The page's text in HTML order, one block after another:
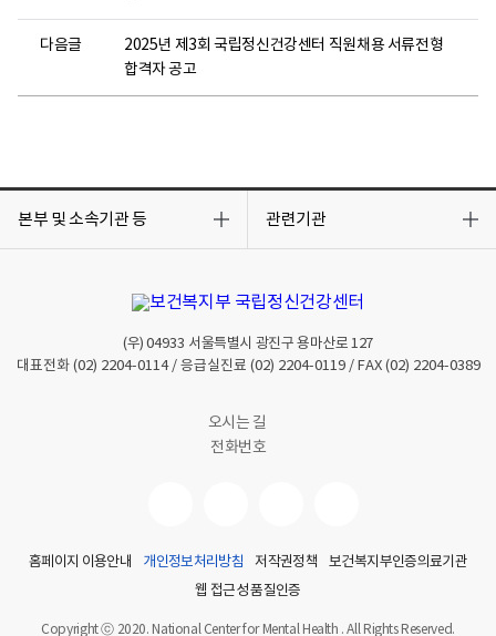
다음글
2025년 제3회 국립정신건강센터 직원채용 서류전형
합격자 공고
본부 및 소속기관 등
기
관련기관
기
(우)04933 서울특별시 광진구 용마산로 127
대표전화 (02) 2204-0114/ 응급실진료 (02) 2204-0119/ FAX (02) 2204-0389
오시는 길
전화번호
홈페이지 이용안내 개인정보처리방침 저작권정책
보건복지부인증의료기관
웹 접근성 품질인증
Copyright ⓒ 2020. National Center for Mental Health . All Rights Reserved.